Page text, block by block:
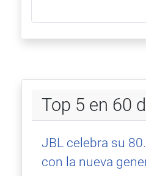
Top 5 en 60
JBL celebra su
con la nueva